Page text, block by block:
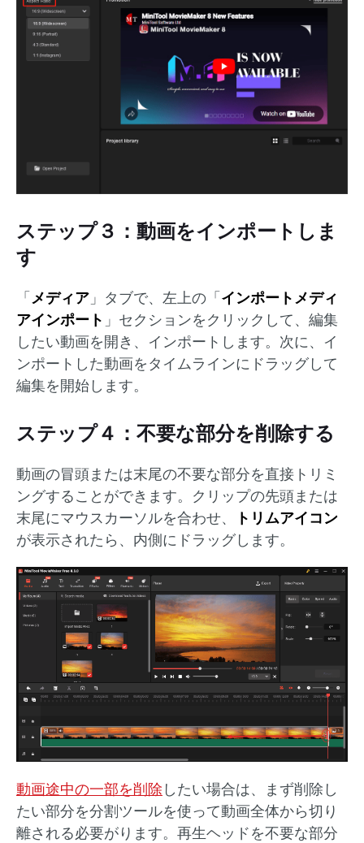
ステップ３：動画をインポートしま
す
「メディア 」タブで、左上の「インポートメディ
アインポート 」セクションをクリックして、編集
したい動画を開き、インポートします。次に、イ
ンポートした動画をタイムラインにドラッグして
編集を開始します。
ステップ４：不要な部分を削除する
動画の冒頭または末尾の不要な部分を直接トリミ
ングすることができます。クリップの先頭または
末尾にマウスカーソルを合わせ、
トリムアイコン
が表示されたら、内側にドラッグします。
動画途中の一部を削除 したい場合は、まず削除し
たい部分を分割ツールを使って動画全体から切り
離される必要がります。再生ヘッドを不要な部分